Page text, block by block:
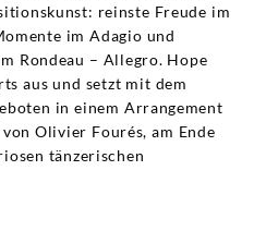
reinste Freude im
im Adagio und
Rondeau – Allegro. Hope
aus und setzt mit dem
in einem Arrangement
Olivier Fourés, am Ende
tänzerischen